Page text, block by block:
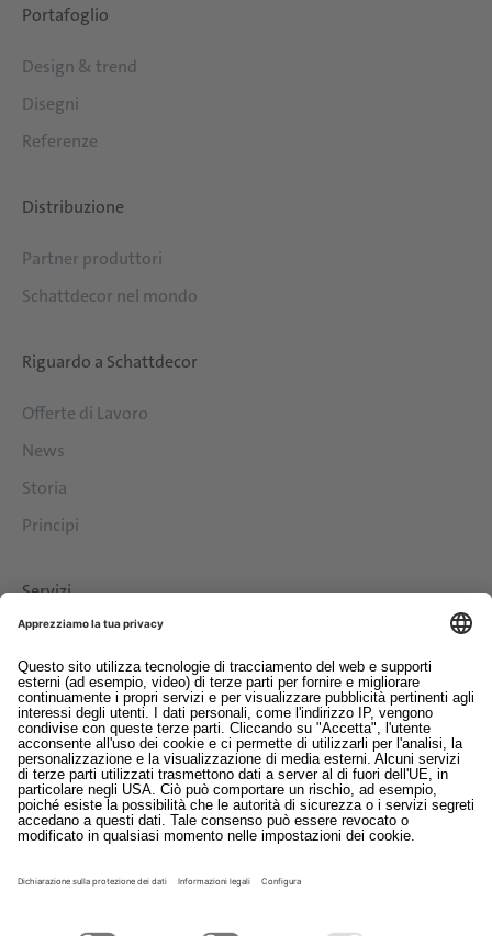
Portafoglio
Design & trend
Disegni
Referenze
Distribuzione
Partner produttori
Schattdecor nel mondo
Riguardo a Schattdecor
Offerte di Lavoro
News
Storia
Principi
Servizi
Contatto
EDI